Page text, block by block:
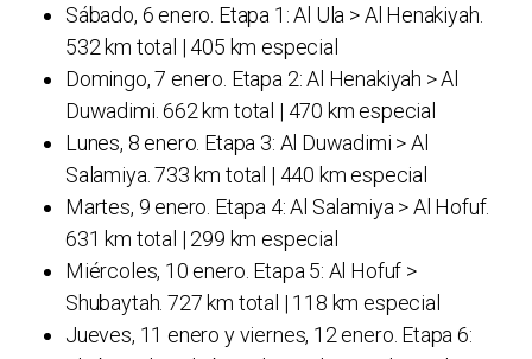
Sábado, 6 enero. Etapa 1: Al Ula > Al Henakiyah.
532 km total | 405 km especial
Domingo, 7 enero. Etapa 2: Al Henakiyah > Al
Duwadimi. 662 km total | 470 km especial
Lunes, 8 enero. Etapa 3: Al Duwadimi > Al
Salamiya. 733 km total | 440 km especial
Martes, 9 enero. Etapa 4: Al Salamiya > Al Hofuf.
631 km total | 299 km especial
Miércoles, 10 enero. Etapa 5: Al Hofuf >
Shubaytah. 727 km total | 118 km especial
Jueves, 11 enero y viernes, 12 enero. Etapa 6: